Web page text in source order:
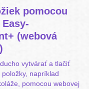
pomocou
Easy-
(webová
vytvárať a tlačiť
napríklad
pomocou webovej